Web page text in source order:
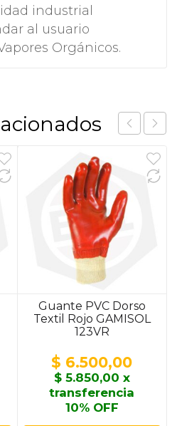
industrial
al usuario
Orgánicos.
Guante PVC Dorso
Textil Rojo GAMISOL
123VR
$ 6.500,00
$5.850,00 x
transferencia
10% OFF